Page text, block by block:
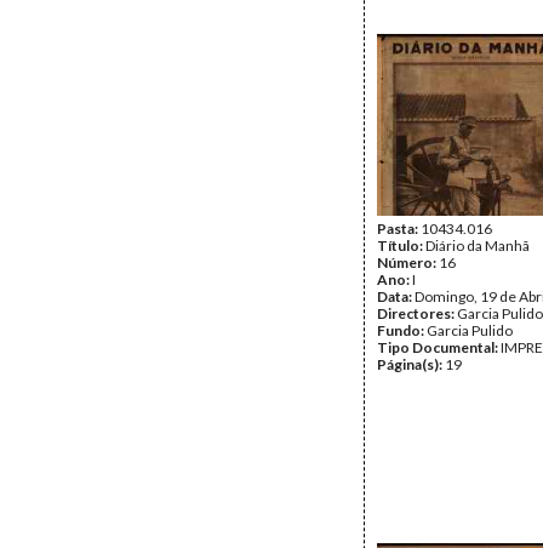
Pasta: 10434.016
Título:Diário da Manhã
Número: 16
Ano:I
Data:Domingo, 19 de
Directores: Garcia Pulido
Fundo: Garcia Pulido
Tipo Documental:
Página(s): 19